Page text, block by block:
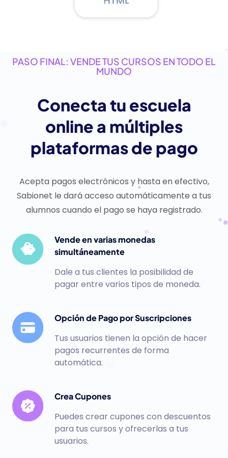
PASO FINAL: VENDE TUS CURSOS EN TODO EL
MUNDO
Conecta tu escuela
online a múltiples
plataformas de pago
Acepta pagos electrónicos y hasta en efectivo,
Sabionet le dará acceso automáticamente a tus
alumnos cuando el pago se haya registrado.
Vende en varias monedas
simultáneamente
Dale a tus clientes la posibilidad de
pagar entre varios tipos de moneda.
Opción de Pago por Suscripciones
Tus usuarios tienen la opción de hacer
pagos recurrentes de forma
automática.
Crea Cupones
Puedes crear cupones con descuentos
para tus cursos y ofrecerlas a tus
usuarios.